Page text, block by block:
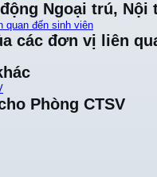
Ngoại trú, Nội
quan đến sinh viên
các đơn vị liên
Phòng CTSV